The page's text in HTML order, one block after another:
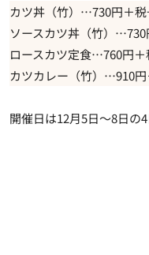
カツ丼（竹）…730円＋
ソースカツ丼（竹）
ロースカツ定食…760円
カツカレー（竹）…910
開催日は12月5日～8日の4